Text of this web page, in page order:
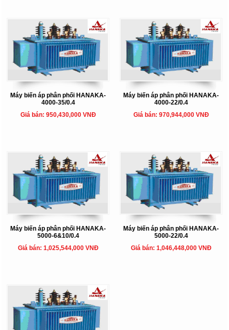
Máy biến áp phân phối HANAKA-
4000-35/0.4
Giá bán: 950,430,000 VNĐ
Máy biến áp phân phối HANAKA-
4000-22/0.4
Giá bán: 970,944,000 VNĐ
Máy biến áp phân phối HANAKA-
5000-6&10/0.4
Giá bán: 1,025,544,000 VNĐ
Máy biến áp phân phối HANAKA-
5000-22/0.4
Giá bán: 1,046,448,000 VNĐ